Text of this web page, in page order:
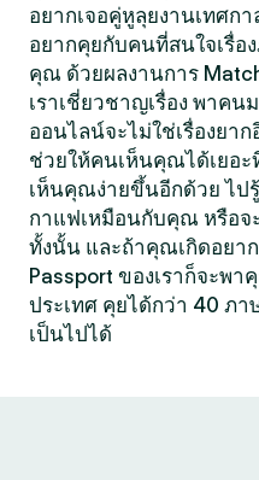
อยากเจอคู่หูลุยงานเทศก
อยากคุยกับคนที่สนใจเรื่อ
คุณ ด้วยผลงานการ
เราเชี่ยวชาญเรื่อง พาค
ออนไลน์จะไม่ใช่เรื่องยา
ช่วยให้คนเห็นคุณได้เยอ
เห็นคุณง่ายขึ้นอีกด้วย ไป
กาแฟเหมือนกับคุณ หรือ
ทั้งนั้น และถ้าคุณเกิดอยา
Passport ของเราก็จะพ
ประเทศ คุยได้กว่า 40 ภา
เป็นไปได้